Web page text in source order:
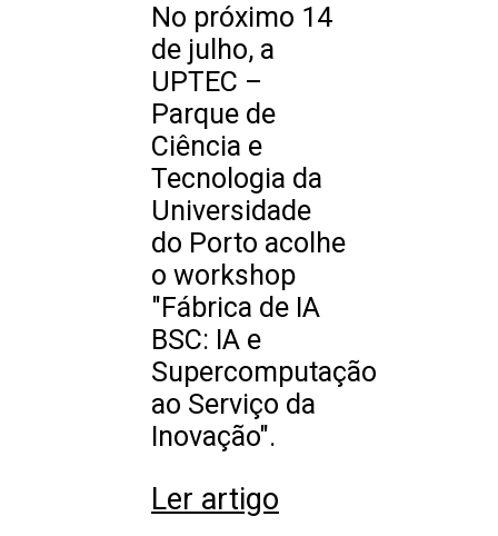
No próximo 14
de julho, a
UPTEC –
Parque de
Ciência e
Tecnologia da
Universidade
do Porto acolhe
o workshop
"Fábrica de IA
BSC: IA e
Supercomputação
ao Serviço da
Inovação".
Ler artigo